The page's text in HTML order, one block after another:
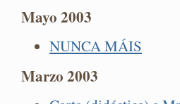
Mayo 2003
NUNCA MÁIS
Marzo 2003